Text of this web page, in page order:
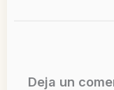
Deja un